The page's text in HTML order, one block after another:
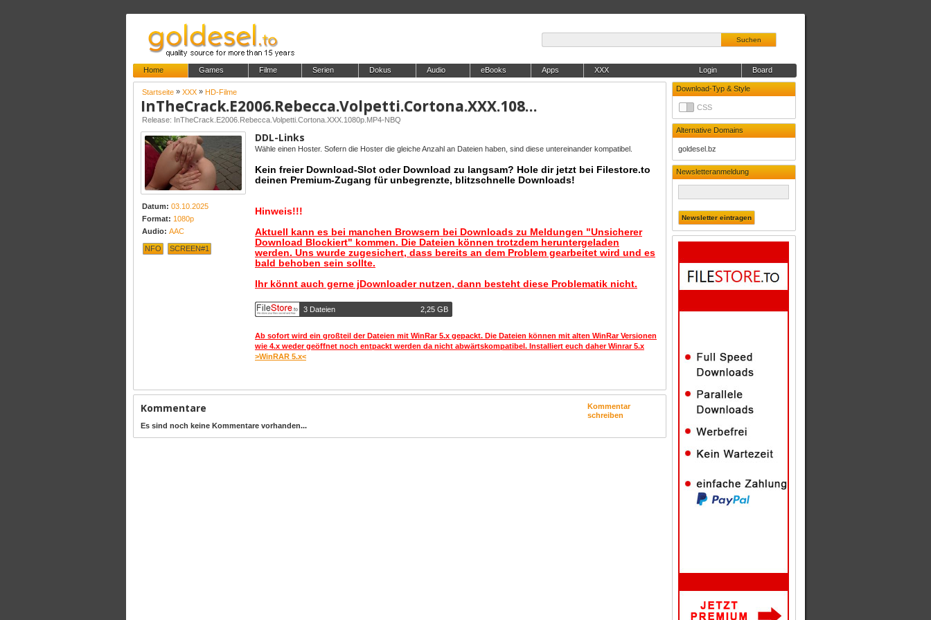
Suchen
Home Games Filme Serien Dokus Audio eBooks Apps XXX Board
Login
Download-Typ & Style
CSS
Alternative Domains
goldesel.bz
Newsletteranmeldung
Startseite » XXX » HD-Filme
InTheCrack.E2006.Rebecca.Volpetti.Cortona.XXX.1080p.MP4-NBQ
Release: InTheCrack.E2006.Rebecca.Volpetti.Cortona.XXX.1080p.MP4-NBQ
Datum: 03.10.2025
Format: 1080p
Audio: AAC
NFO SCREEN#1
DDL-Links
Wähle einen Hoster. Sofern die Hoster die gleiche Anzahl an Dateien haben, sind diese untereinander kompatibel.
Kein freier Download-Slot oder Download zu langsam? Hole dir jetzt bei Filestore.to
deinen Premium-Zugang für unbegrenzte, blitzschnelle Downloads!
Hinweis!!!
Aktuell kann es bei manchen Browsern bei Downloads zu Meldungen "Unsicherer
Download Blockiert" kommen. Die Dateien können trotzdem heruntergeladen
werden. Uns wurde zugesichert, dass bereits an dem Problem gearbeitet wird und es
bald behoben sein sollte.
Ihr könnt auch gerne jDownloader nutzen, dann besteht diese Problematik nicht.
3 Dateien 2,25 GB
Ab sofort wird ein großteil der Dateien mit WinRar 5.x gepackt. Die Dateien können mit alten WinRar Versionen
wie 4.x weder geöffnet noch entpackt werden da nicht abwärtskompatibel. Installiert euch daher Winrar 5.x
>WinRAR 5.x<
Kommentar
schreiben
Kommentare
Es sind noch keine Kommentare vorhanden...